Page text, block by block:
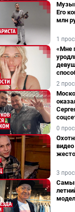
Его
млн
1
«Мне
Видео
2
0
3